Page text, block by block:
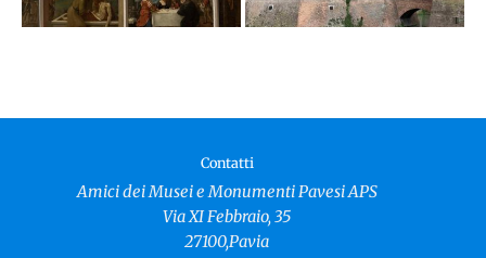
Contatti
Amici dei Musei e Monumenti Pavesi APS
Via XI Febbraio, 35
27100,Pavia